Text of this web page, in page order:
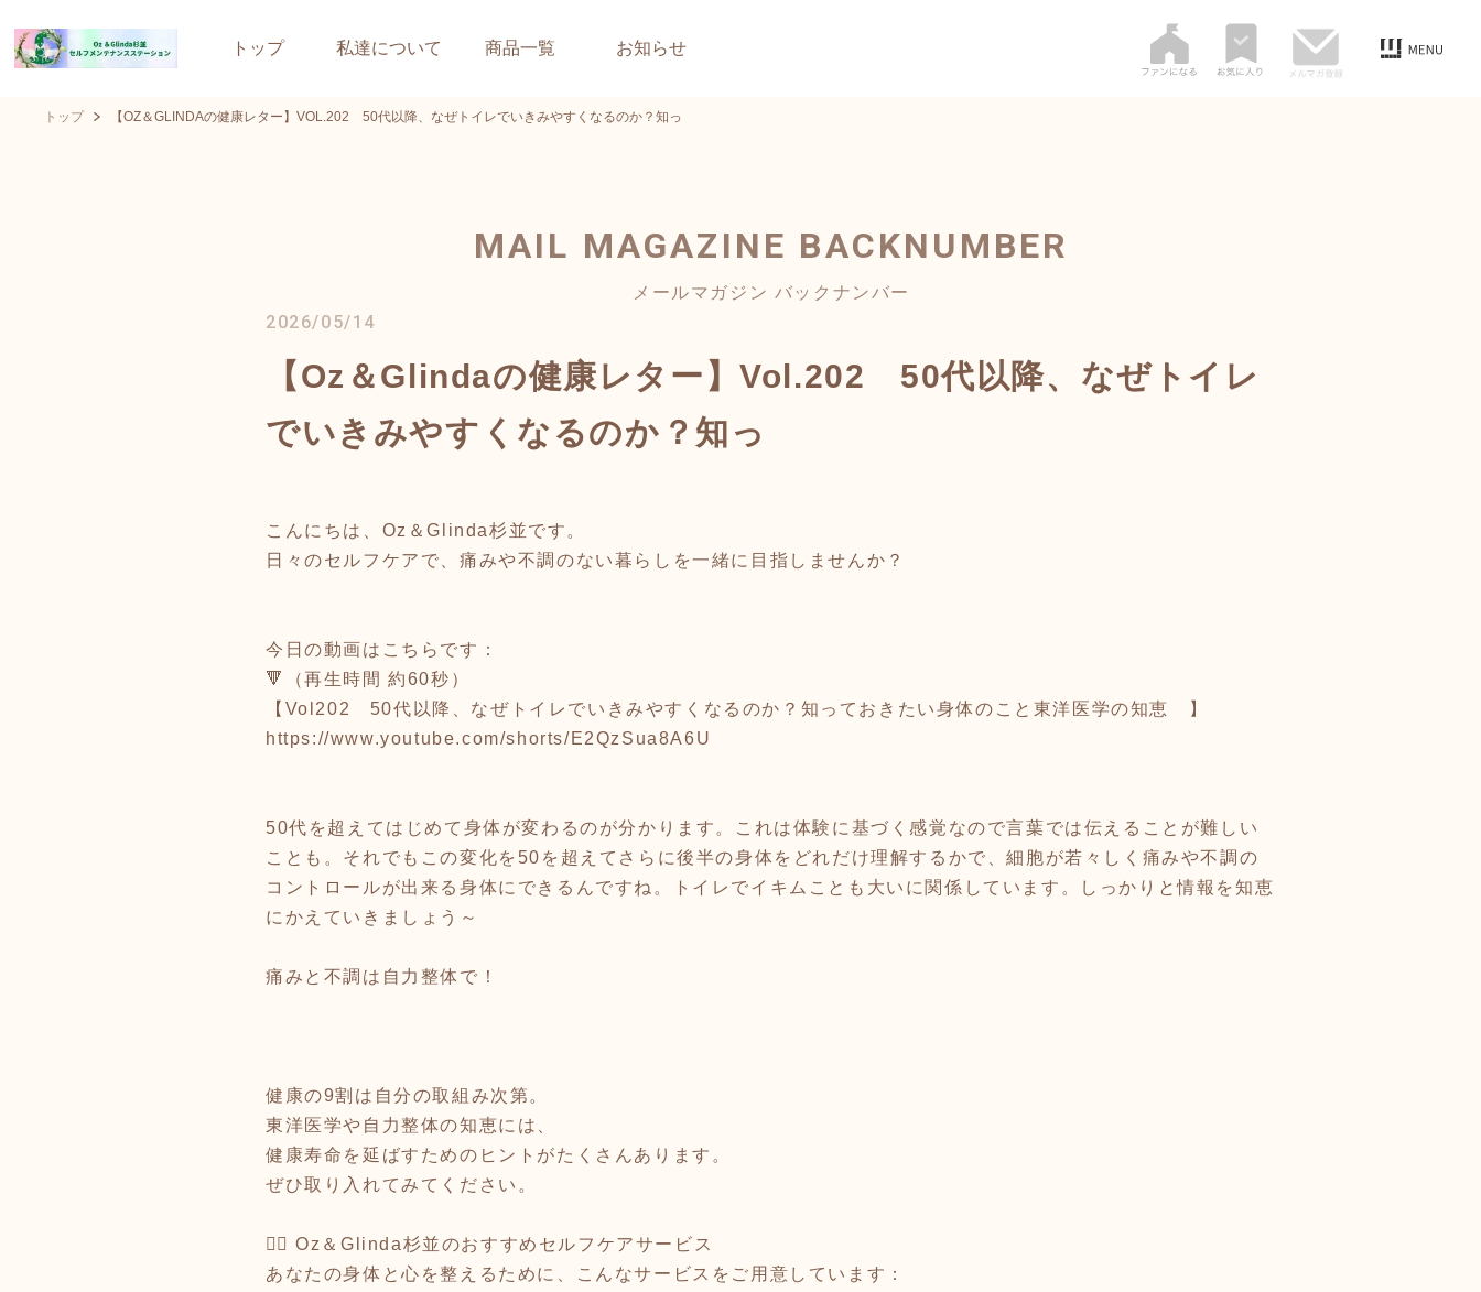
トップ 私達について 商品一覧 お知らせ
トップ 【OZ＆GLINDAの健康レター】VOL.202 50代以降、なぜトイレでいきみやすくなるのか？知っ
MAIL MAGAZINE BACKNUMBER
メールマガジン バックナンバー
2026/05/14
【Oz＆Glindaの健康レター】Vol.202 50代以降、なぜトイレ
でいきみやすくなるのか？知っ
こんにちは、Oz＆Glinda杉並です。
日々のセルフケアで、痛みや不調のない暮らしを一緒に目指しませんか？
今日の動画はこちらです：
🔻（再生時間 約60秒）
【Vol202 50代以降、なぜトイレでいきみやすくなるのか？知っておきたい身体のこと東洋医学の知恵 】
https://www.youtube.com/shorts/E2QzSua8A6U
50代を超えてはじめて身体が変わるのが分かります。これは体験に基づく感覚なので言葉では伝えることが難しい
ことも。それでもこの変化を50を超えてさらに後半の身体をどれだけ理解するかで、細胞が若々しく痛みや不調の
コントロールが出来る身体にできるんですね。トイレでイキムことも大いに関係しています。しっかりと情報を知恵
にかえていきましょう～
痛みと不調は自力整体で！
健康の9割は自分の取組み次第。
東洋医学や自力整体の知恵には、
健康寿命を延ばすためのヒントがたくさんあります。
ぜひ取り入れてみてください。
🧘‍♀️ Oz＆Glinda杉並のおすすめセルフケアサービス
あなたの身体と心を整えるために、こんなサービスをご用意しています：